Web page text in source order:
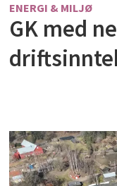
ENERGI & MILJØ
GK med